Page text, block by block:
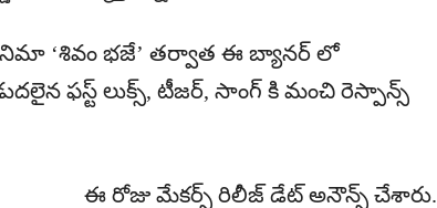
‘శివం భజే’ తర్వాత ఈ బ్యానర్ లో
ఫస్ట్ లుక్స్, టీజర్, సాంగ్ కి మంచి రెస్పాన్స్
ఈ రోజు మేకర్స్ రిలీజ్ డేట్ అనౌన్స్ చేశారు.